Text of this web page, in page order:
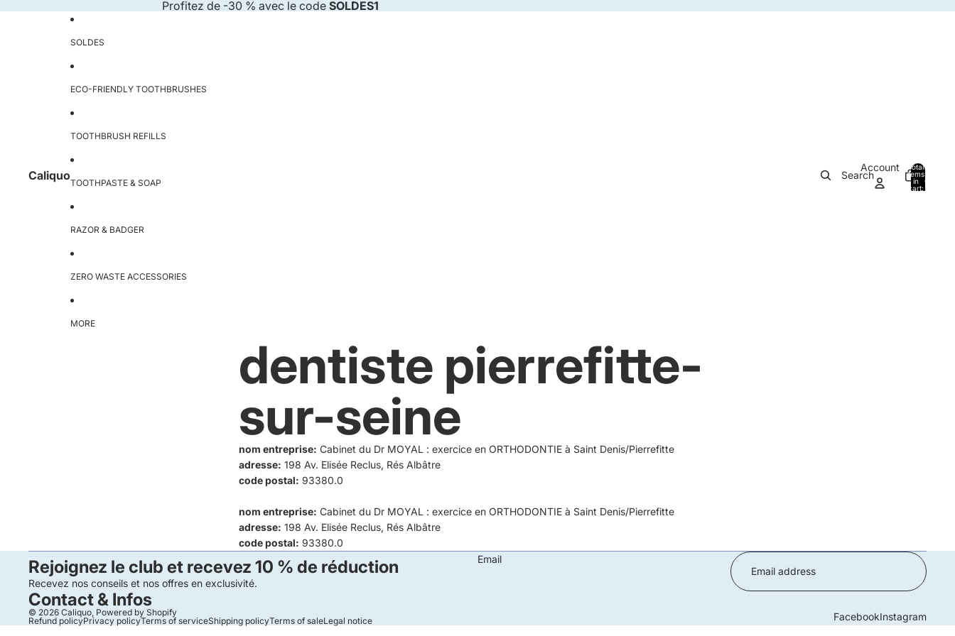
Profitez de -30 % avec le code SOLDES1
Caliquo
SOLDES
ECO-FRIENDLY TOOTHBRUSHES
TOOTHBRUSH REFILLS
TOOTHPASTE & SOAP
RAZOR & BADGER
ZERO WASTE ACCESSORIES
MORE
Search
Account
Total
items
in
cart:
0
dentiste pierrefitte-
sur-seine
nom entreprise: Cabinet du Dr MOYAL : exercice en ORTHODONTIE à Saint Denis/Pierrefitte
adresse: 198 Av. Elisée Reclus, Rés Albâtre
code postal: 93380.0
nom entreprise: Cabinet du Dr MOYAL : exercice en ORTHODONTIE à Saint Denis/Pierrefitte
adresse: 198 Av. Elisée Reclus, Rés Albâtre
code postal: 93380.0
Rejoignez le club et recevez 10 % de réduction
Recevez nos conseils et nos offres en exclusivité.
Email
Contact & Infos
© 2026 Caliquo, Powered by Shopify
Refund policyPrivacy policyTerms of serviceShipping policyTerms of saleLegal notice FacebookInstagram